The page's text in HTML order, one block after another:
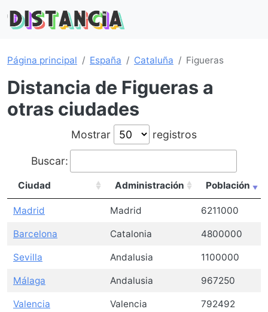
Página principal España Cataluña Figueras
Distancia de Figueras a
otras ciudades
Mostrar registros
Buscar:
Ciudad Administración Población
Madrid Madrid 6211000
Barcelona Catalonia 4800000
Sevilla Andalusia 1100000
Málaga Andalusia 967250
Valencia Valencia 792492